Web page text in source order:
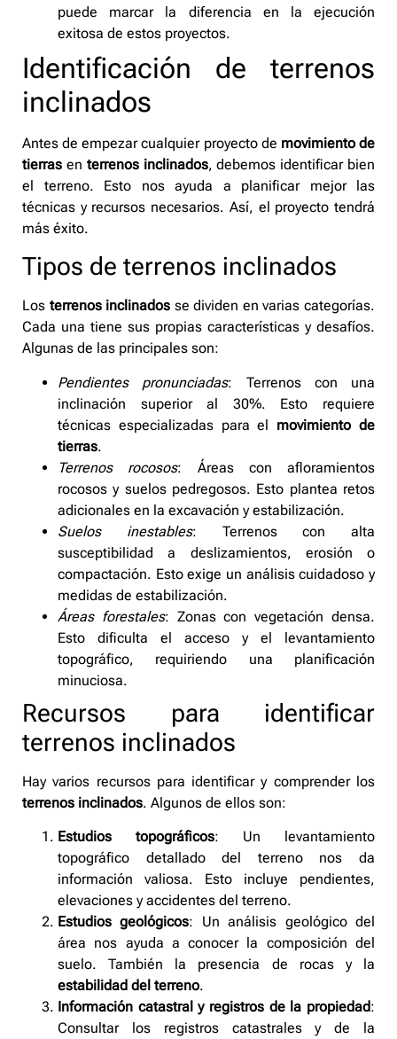
puede marcar la diferencia en la ejecución
exitosa de estos proyectos.
Identificación de terrenos
inclinados
Antes de empezar cualquier proyecto de movimiento de
tierras en terrenos inclinados, debemos identificar bien
el terreno. Esto nos ayuda a planificar mejor las
técnicas y recursos necesarios. Así, el proyecto tendrá
más éxito.
Tipos de terrenos inclinados
Los terrenos inclinados se dividen en varias categorías.
Cada una tiene sus propias características y desafíos.
Algunas de las principales son:
Pendientes pronunciadas: Terrenos con una
inclinación superior al 30%. Esto requiere
técnicas especializadas para el movimiento de
tierras.
Terrenos rocosos: Áreas con afloramientos
rocosos y suelos pedregosos. Esto plantea retos
adicionales en la excavación y estabilización.
Suelos inestables: Terrenos con alta
susceptibilidad a deslizamientos, erosión o
compactación. Esto exige un análisis cuidadoso y
medidas de estabilización.
Áreas forestales: Zonas con vegetación densa.
Esto dificulta el acceso y el levantamiento
topográfico, requiriendo una planificación
minuciosa.
Recursos para identificar
terrenos inclinados
Hay varios recursos para identificar y comprender los
terrenos inclinados. Algunos de ellos son:
Estudios topográficos: Un levantamiento
topográfico detallado del terreno nos da
información valiosa. Esto incluye pendientes,
elevaciones y accidentes del terreno.
Estudios geológicos: Un análisis geológico del
área nos ayuda a conocer la composición del
suelo. También la presencia de rocas y la
estabilidad del terreno.
Información catastral y registros de la propiedad:
Consultar los registros catastrales y de la